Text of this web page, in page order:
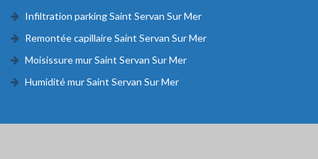
Infiltration parking Saint Servan Sur Mer
Remontée capillaire Saint Servan Sur Mer
Moisissure mur Saint Servan Sur Mer
Humidité mur Saint Servan Sur Mer